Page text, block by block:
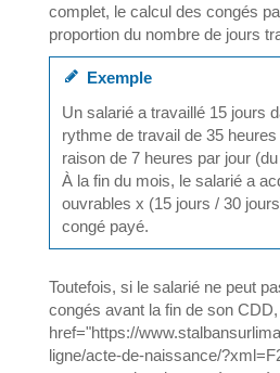
complet, le calcul des congés
proportion du nombre de jours
Exemple
Un salarié a travaillé 15 jours
rythme de travail de 35
raison de 7 heures par jour
À la fin du mois, le salarié a
ouvrables x (15 jours / 30
congé payé.
Toutefois, si le salarié ne peut
congés avant la fin de son
href="https://
ligne/acte-de-naissance/